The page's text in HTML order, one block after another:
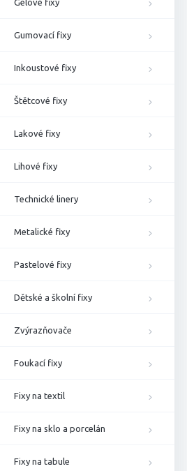
Gelové fixy
Gumovací fixy
Inkoustové fixy
Štětcové fixy
Lakové fixy
Lihové fixy
Technické linery
Metalické fixy
Pastelové fixy
Dětské a školní fixy
Zvýrazňovače
Foukací fixy
Fixy na textil
Fixy na sklo a porcelán
Fixy na tabule